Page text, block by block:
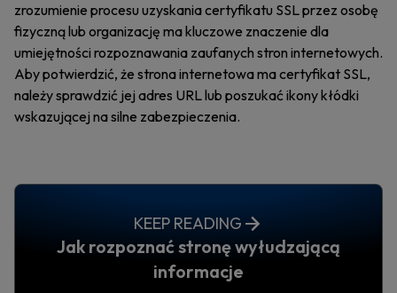
zrozumienie procesu uzyskania certyfikatu SSL przez osobę
fizyczną lub organizację ma kluczowe znaczenie dla
umiejętności rozpoznawania zaufanych stron internetowych.
Aby potwierdzić, że strona internetowa ma certyfikat SSL,
należy sprawdzić jej adres URL lub poszukać ikony kłódki
wskazującej na silne zabezpieczenia.
KEEP READING
Jak rozpoznać stronę wyłudzającą
informacje